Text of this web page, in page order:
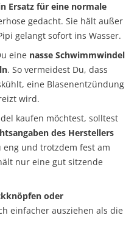
Ersatz für eine normale
gedacht. Sie hält außer
gelangt sofort ins Wasser.
eine nasse Schwimmwindel
. So vermeidest Du, dass
eine Blasenentzündung
wird.
kaufen möchtest, solltest
des Herstellers
eng und trotzdem fest am
nur eine gut sitzende
oder
einfacher ausziehen als die